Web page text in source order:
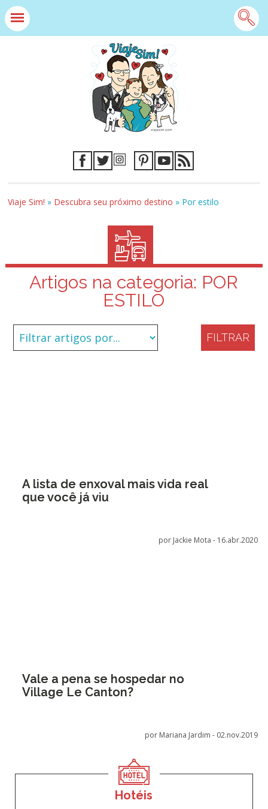
Viaje Sim! » Descubra seu próximo destino » Por estilo
Artigos na categoria: POR
ESTILO
FILTRAR
A lista de enxoval mais vida real
que você já viu
por Jackie Mota - 16.abr.2020
Vale a pena se hospedar no
Village Le Canton?
por Mariana Jardim - 02.nov.2019
Hotéis